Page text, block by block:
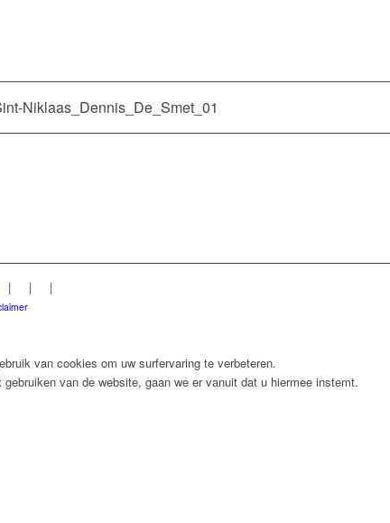
Niklaas_Dennis_De_Smet_01
| | |
van cookies om uw surfervaring te verbeteren.
van de website, gaan we er vanuit dat u hiermee instemt.